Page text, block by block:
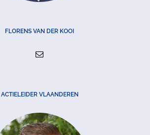
FLORENS VAN DER KOOI
ACTIELEIDER VLAANDEREN